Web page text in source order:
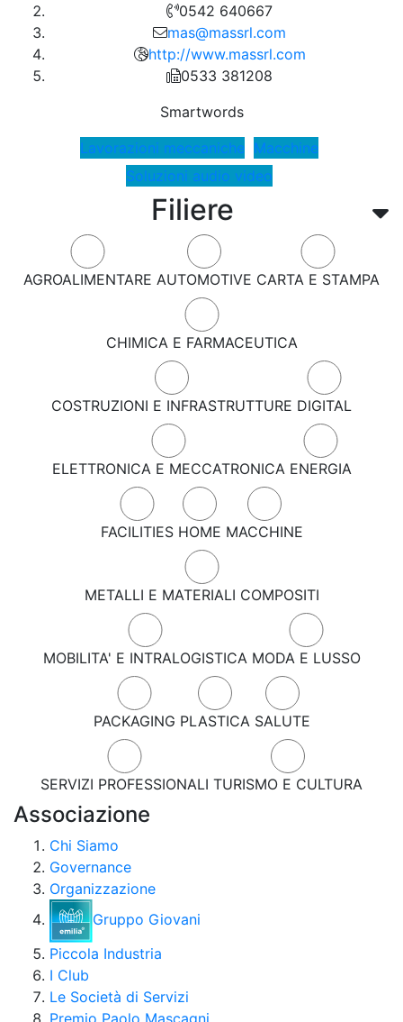
Filiere
AGROALIMENTARE AUTOMOTIVE CARTA E STAMPA
CHIMICA E FARMACEUTICA
COSTRUZIONI E INFRASTRUTTURE DIGITAL
ELETTRONICA E MECCATRONICA ENERGIA
FACILITIES HOME MACCHINE
METALLI E MATERIALI COMPOSITI
MOBILITA' E INTRALOGISTICA MODA E LUSSO
PACKAGING PLASTICA SALUTE
SERVIZI PROFESSIONALI TURISMO E CULTURA
0542 640667
mas@massrl.com
http://www.massrl.com
0533 381208
Smartwords
Lavorazioni meccaniche Macchine
Soluzioni audio video
Associazione
Chi Siamo
Governance
Organizzazione
Gruppo Giovani
Piccola Industria
I Club
Le Società di Servizi
Premio Paolo Mascagni